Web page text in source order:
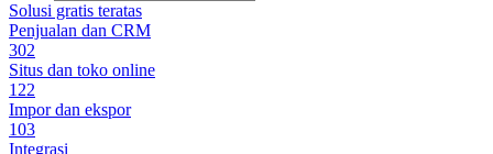
Solusi gratis teratas
Penjualan dan CRM
302
Situs dan toko online
122
Impor dan ekspor
103
Integrasi